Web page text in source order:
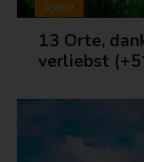
ASIEN
13 Orte,
verliebst